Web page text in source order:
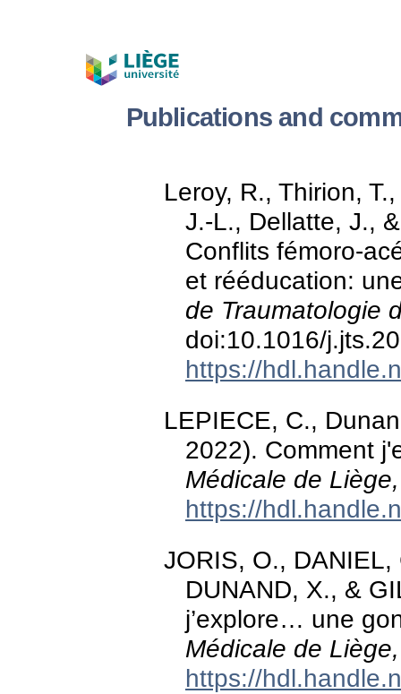
Publications and
Leroy, R., Thirion,
J.-L., Dellatte, J.,
Conflits fémoro-
et rééducation:
de Traumatologie
doi:10.1016/
https://
LEPIECE, C.,
2022). Comment
Médicale de
https://
JORIS, O., DANIEL,
DUNAND, X., &
j’explore… une
Médicale de
https://